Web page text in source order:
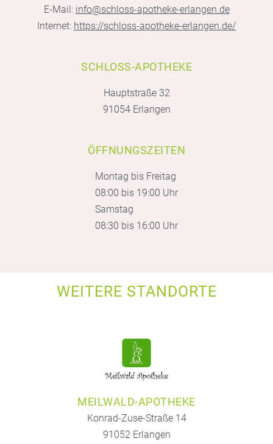
E-Mail: info@schloss-apotheke-erlangen.de
Internet: https://schloss-apotheke-erlangen.de/
SCHLOSS-APOTHEKE
Hauptstraße 32
91054 Erlangen
ÖFFNUNGSZEITEN
Montag bis Freitag
08:00 bis 19:00 Uhr
Samstag
08:30 bis 16:00 Uhr
WEITERE STANDORTE
MEILWALD-APOTHEKE
Konrad-Zuse-Straße 14
91052 Erlangen